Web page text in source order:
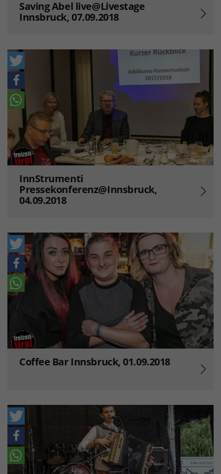
Saving Abel live@Livestage
Innsbruck, 07.09.2018
InnStrumenti
Pressekonferenz@Innsbruck,
04.09.2018
Coffee Bar Innsbruck, 01.09.2018